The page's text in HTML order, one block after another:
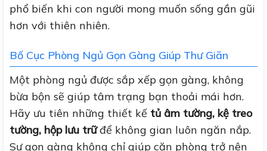
phổ biến khi con người mong muốn sống gần gũi
hơn với thiên nhiên.
Bố Cục Phòng Ngủ Gọn Gàng Giúp Thư Giãn
Một phòng ngủ được sắp xếp gọn gàng, không
bừa bộn sẽ giúp tâm trạng bạn thoải mái hơn.
Hãy ưu tiên những thiết kế tủ âm tường, kệ treo
tường, hộp lưu trữđể không gian luôn ngăn nắp.
Sự gọn gàng không chỉ giúp căn phòng trở nên